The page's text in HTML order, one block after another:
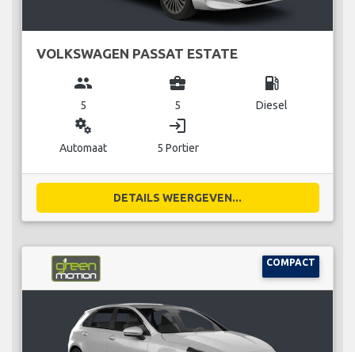
VOLKSWAGEN PASSAT ESTATE
group
5
business_center
5
local_gas_station
Diesel
miscellaneous_services
Automaat
login
5 Portier
DETAILS WEERGEVEN...
COMPACT